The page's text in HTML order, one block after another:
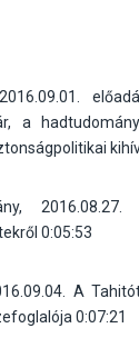
a
0:05:53
A
0:07:21